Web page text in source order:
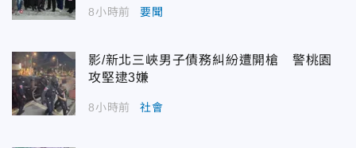
8小時前 要聞
影/新北三峽男子債務糾紛遭開槍 警桃園
攻堅逮3嫌
8小時前 社會